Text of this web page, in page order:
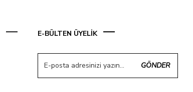
E-BÜLTEN ÜYELİK
GÖNDER